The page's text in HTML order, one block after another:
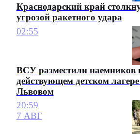
Краснодарский край
угрозой ракетного удара
02:55
ВСУ разместили наемников
действующем детском
Львовом
20:59
7 АВГ